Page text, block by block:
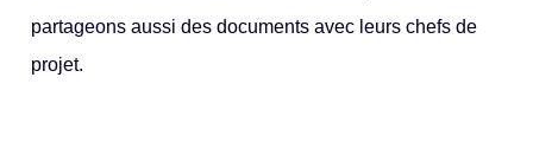
partageons aussi des documents avec leurs chefs de
projet.